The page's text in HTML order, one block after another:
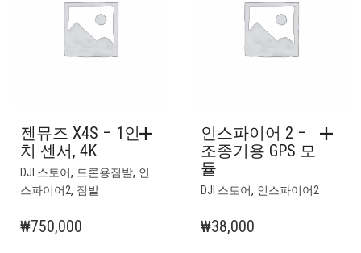
젠뮤즈 X4S – 1인
치 센서, 4K
DJI 스토어, 드론용짐발, 인
스파이어2, 짐발
₩750,000
인스파이어 2 –
조종기용 GPS 모
듈
DJI 스토어, 인스파이어2
₩38,000